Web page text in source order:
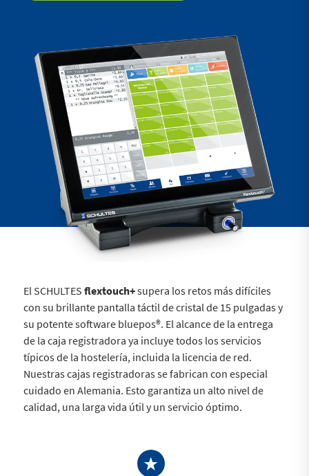
El SCHULTES flextouch+supera los retos más difíciles
con su brillante pantalla táctil de cristal de 15 pulgadas y
su potente software bluepos®. El alcance de la entrega
de la caja registradora ya incluye todos los servicios
típicos de la hostelería, incluida la licencia de red.
Nuestras cajas registradoras se fabrican con especial
cuidado en Alemania. Esto garantiza un alto nivel de
calidad, una larga vida útil y un servicio óptimo.